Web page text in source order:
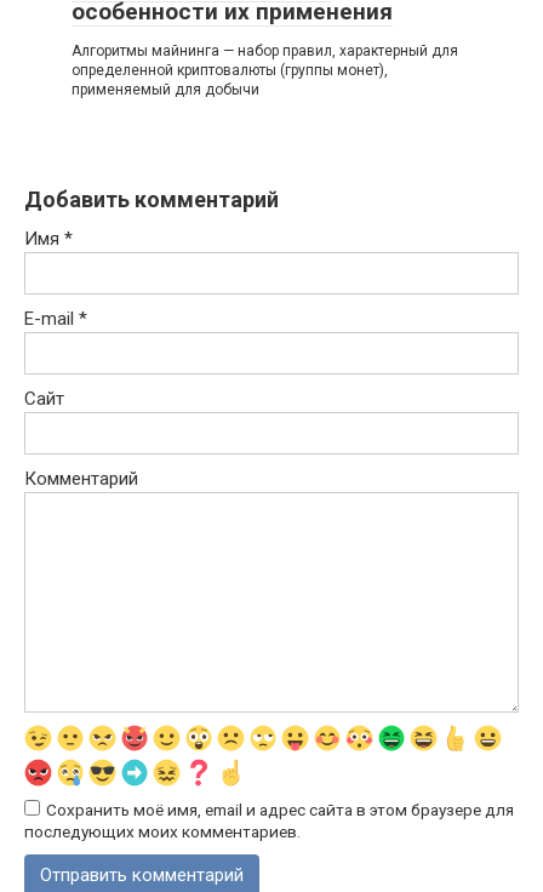
особенности их применения
Алгоритмы майнинга — набор правил, характерный для
определенной криптовалюты (группы монет),
применяемый для добычи
Добавить комментарий
Имя *
E-mail *
Сайт
Комментарий
Сохранить моё имя, email и адрес сайта в этом браузере для
последующих моих комментариев.